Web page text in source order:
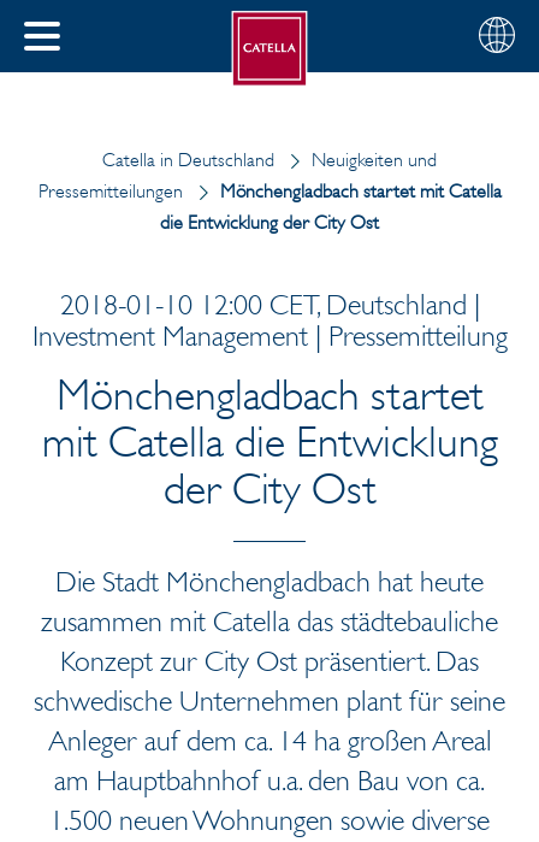
SCHLIESSEN
Wählen
Sie
Deutsch
Catella in Deutschland
Neuigkeiten und
Pressemitteilungen
Mönchengladbach startet mit Catella
die Entwicklung der City Ost
2018-01-10 12:00 CET, Deutschland |
Investment Management | Pressemitteilung
Mönchengladbach startet
mit Catella die Entwicklung
der City Ost
Die Stadt Mönchengladbach hat heute
zusammen mit Catella das städtebauliche
Konzept zur City Ost präsentiert. Das
schwedische Unternehmen plant für seine
Anleger auf dem ca. 14 ha großen Areal
am Hauptbahnhof u.a. den Bau von ca.
1.500 neuen Wohnungen sowie diverse